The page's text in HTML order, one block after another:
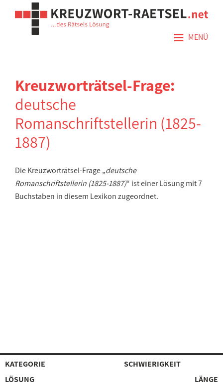
≡ MENÜ
Kreuzworträtsel-Frage:
deutsche
Romanschriftstellerin (1825-
1887)
Die Kreuzworträtsel-Frage „deutsche
Romanschriftstellerin (1825-1887)“ ist einer Lösung mit 7
Buchstaben in diesem Lexikon zugeordnet.
KATEGORIE
SCHWIERIGKEIT
LÖSUNG
LÄNGE